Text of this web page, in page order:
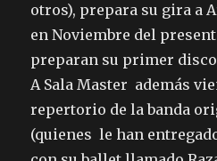
otros), prepara su gira a
en Noviembre del
preparan su primer
A Sala Master además
repertorio de la banda
(quienes le han